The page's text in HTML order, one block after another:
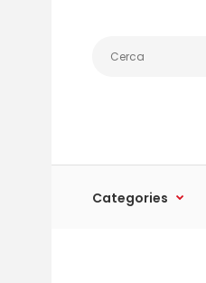
Categories